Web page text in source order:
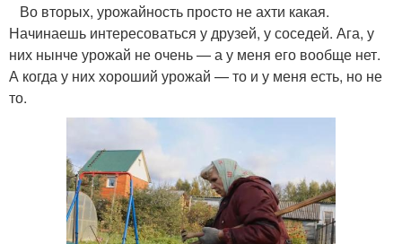
Во вторых, урожайность просто не ахти какая.
Начинаешь интересоваться у друзей, у соседей. Ага, у
них нынче урожай не очень — а у меня его вообще нет.
А когда у них хороший урожай — то и у меня есть, но не
то.